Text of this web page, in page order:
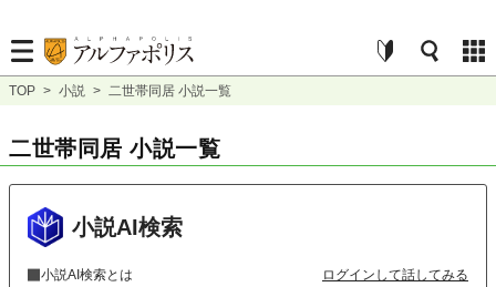
TOP > 小説 > 二世帯同居 小説一覧
二世帯同居 小説一覧
小説AI検索
小説AI検索とは ログインして話してみる